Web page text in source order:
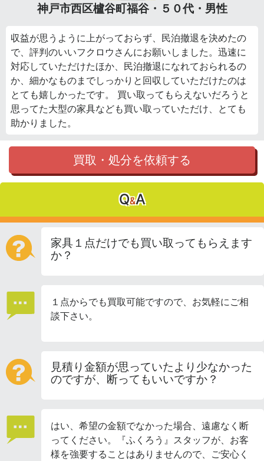
神戸市西区櫨谷町福谷・５０代・男性
収益が思うように上がっておらず、民泊撤退を決めたの
で、評判のいいフクロウさんにお願いしました。迅速に
対応していただけたほか、民泊撤退になれておられるの
か、細かなものまでしっかりと回収していただけたのは
とても嬉しかったです。 買い取ってもらえないだろうと
思ってた大型の家具なども買い取っていただけ、とても
助かりました。
買取・処分を依頼する
Q&A
家具１点だけでも買い取ってもらえます
か？
１点からでも買取可能ですので、お気軽にご相
談下さい。
見積り金額が思っていたより少なかった
のですが、断ってもいいですか？
はい、希望の金額でなかった場合、遠慮なく断
ってください。『ふくろう』スタッフが、お客
様を強要することはありませんので、ご安心く